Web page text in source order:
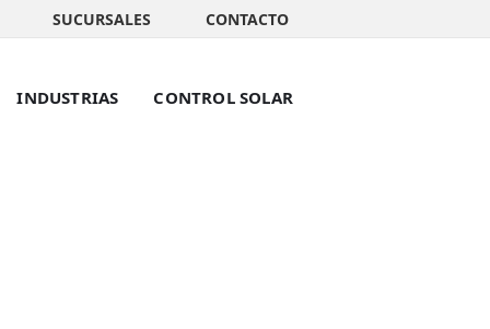
SUCURSALES CONTACTO
INDUSTRIAS CONTROL SOLAR